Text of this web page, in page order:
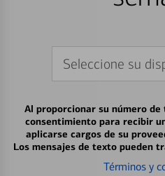
Seleccione su
Al proporcionar su número
consentimiento para recibir
aplicarse cargos de su
Los mensajes de texto pueden
Términos y